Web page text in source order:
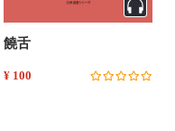
饒舌
¥ 100